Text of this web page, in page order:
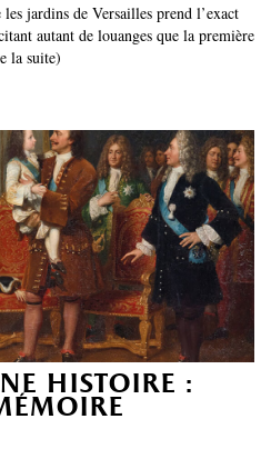
jardins de Versailles prend l’exact
autant de louanges que la première
la suite)
histoire :